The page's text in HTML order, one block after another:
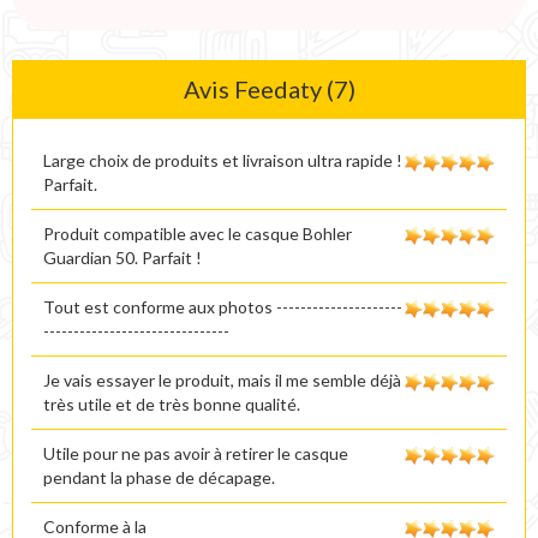
Avis Feedaty (7)
Large choix de produits et livraison ultra rapide !
Parfait.
Produit compatible avec le casque Bohler
Guardian 50. Parfait !
Tout est conforme aux photos ---------------------
-------------------------------
Je vais essayer le produit, mais il me semble déjà
très utile et de très bonne qualité.
Utile pour ne pas avoir à retirer le casque
pendant la phase de décapage.
Conforme à la